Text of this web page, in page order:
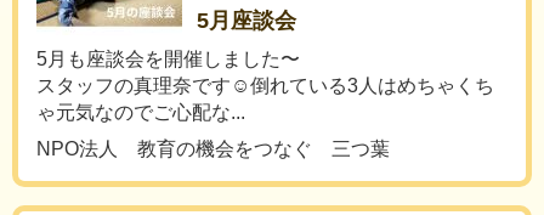
5月座談会
5月も座談会を開催しました〜
スタッフの真理奈です☺️倒れている3人はめちゃくち
ゃ元気なのでご心配な...
NPO法人 教育の機会をつなぐ 三つ葉